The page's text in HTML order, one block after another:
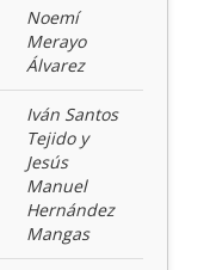
Noemí
Merayo
Álvarez
Iván Santos
Tejido y
Jesús
Manuel
Hernández
Mangas